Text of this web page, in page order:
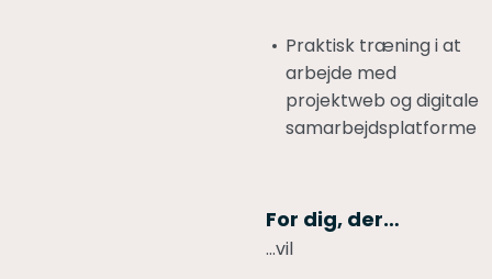
Praktisk træning i at
arbejde med
projektweb og digitale
samarbejdsplatforme
For dig, der…
…vil